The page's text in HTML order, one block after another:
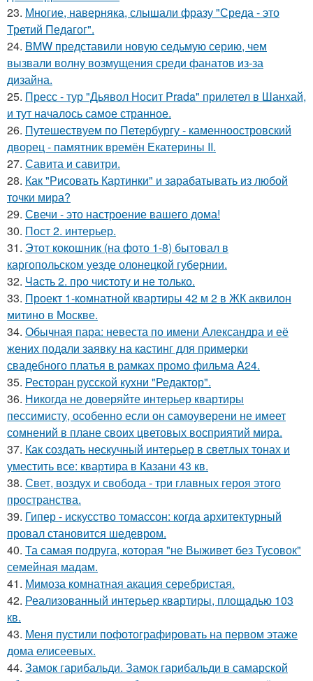
23. Многие, наверняка, слышали фразу "Среда - это
Третий Педагог".
24. BMW представили новую седьмую серию, чем
вызвали волну возмущения среди фанатов из-за
дизайна.
25. Пресс - тур "Дьявол Носит Prada" прилетел в Шанхай,
и тут началось самое странное.
26. Путешествуем по Петербургу - каменноостровский
дворец - памятник времён Екатерины II.
27. Савита и савитри.
28. Как "Рисовать Картинки" и зарабатывать из любой
точки мира?
29. Свечи - это настроение вашего дома!
30. Пост 2. интерьер.
31. Этот кокошник (на фото 1-8) бытовал в
каргопольском уезде олонецкой губернии.
32. Часть 2. про чистоту и не только.
33. Проект 1-комнатной квартиры 42 м 2 в ЖК аквилон
митино в Москве.
34. Обычная пара: невеста по имени Александра и её
жених подали заявку на кастинг для примерки
свадебного платья в рамках промо фильма A24.
35. Ресторан русской кухни "Редактор".
36. Никогда не доверяйте интерьер квартиры
пессимисту, особенно если он самоуверени не имеет
сомнений в плане своих цветовых восприятий мира.
37. Как создать нескучный интерьер в светлых тонах и
уместить все: квартира в Казани 43 кв.
38. Свет, воздух и свобода - три главных героя этого
пространства.
39. Гипер - искусство томассон: когда архитектурный
провал становится шедевром.
40. Та самая подруга, которая "не Выживет без Тусовок"
семейная мадам.
41. Мимоза комнатная акация серебристая.
42. Реализованный интерьер квартиры, площадью 103
кв.
43. Меня пустили пофотографировать на первом этаже
дома елисеевых.
44. Замок гарибальди. Замок гарибальди в самарской